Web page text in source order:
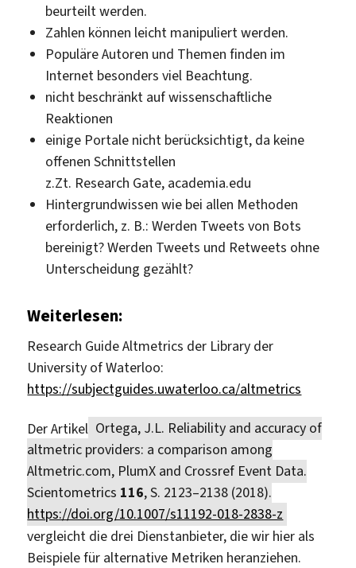
beurteilt werden.
Zahlen können leicht manipuliert werden.
Populäre Autoren und Themen finden im
Internet besonders viel Beachtung.
nicht beschränkt auf wissenschaftliche
Reaktionen
einige Portale nicht berücksichtigt, da keine
offenen Schnittstellen
z.Zt. Research Gate, academia.edu
Hintergrundwissen wie bei allen Methoden
erforderlich, z. B.: Werden Tweets von Bots
bereinigt? Werden Tweets und Retweets ohne
Unterscheidung gezählt?
Weiterlesen:
Research Guide Altmetrics der Library der
University of Waterloo:
https://subjectguides.uwaterloo.ca/altmetrics
Der Artikel Ortega, J.L. Reliability and accuracy of
altmetric providers: a comparison among
Altmetric.com, PlumX and Crossref Event Data.
Scientometrics 116, S. 2123–2138 (2018).
https://doi.org/10.1007/s11192-018-2838-z
vergleicht die drei Dienstanbieter, die wir hier als
Beispiele für alternative Metriken heranziehen.